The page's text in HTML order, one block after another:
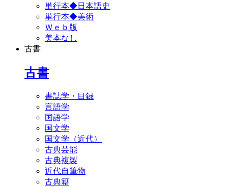
単行本◆日本語史
単行本◆美術
Ｗｅｂ版
美本なし
古書
古書
書誌学・目録
言語学
国語学
国文学
国文学（近代）
古典芸能
古典複製
近代自筆物
古典籍